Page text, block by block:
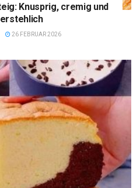
Knusprig, cremig und
26 FEBRUAR 2026